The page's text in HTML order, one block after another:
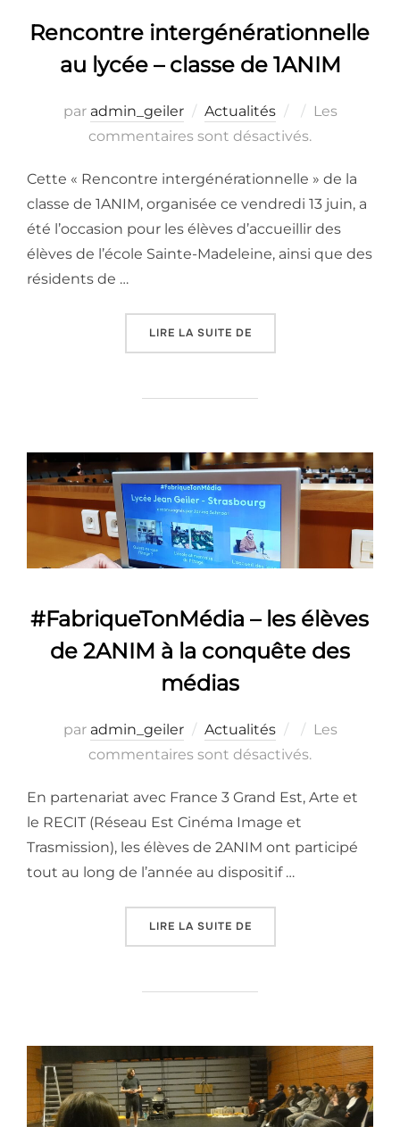
Rencontre intergénérationnelle
au lycée – classe de 1ANIM
par admin_geiler Actualités
Publié
le
Les
commentaires sont désactivés.
Cette « Rencontre intergénérationnelle » de la
classe de 1ANIM, organisée ce vendredi 13 juin, a
été l’occasion pour les élèves d’accueillir des
élèves de l’école Sainte-Madeleine, ainsi que des
résidents de …
LIRE LA SUITE DE« RENCONTRE
#FabriqueTonMédia – les élèves
de 2ANIM à la conquête des
médias
par admin_geiler Actualités
Publié
le
Les
commentaires sont désactivés.
En partenariat avec France 3 Grand Est, Arte et
le RECIT (Réseau Est Cinéma Image et
Trasmission), les élèves de 2ANIM ont participé
tout au long de l’année au dispositif …
LIRE LA SUITE DE« #FABRIQUETONMÉDIA